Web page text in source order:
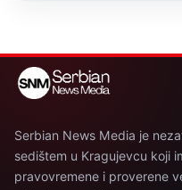
Serbian News Media je
sedištem u Kragujevcu koji
pravovremene i proverene